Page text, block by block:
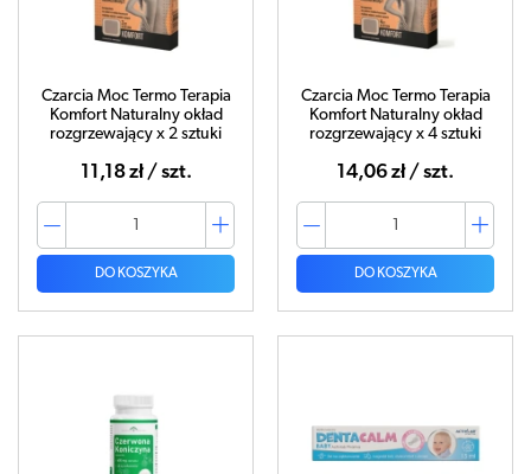
Czarcia Moc Termo Terapia
Komfort Naturalny okład
rozgrzewający x 2 sztuki
11,18 zł / szt.
DO KOSZYKA
Czarcia Moc Termo Terapia
Komfort Naturalny okład
rozgrzewający x 4 sztuki
14,06 zł / szt.
DO KOSZYKA